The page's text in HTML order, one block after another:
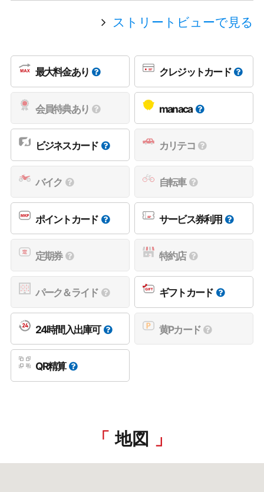
ストリートビューで見る
最大料金あり クレジットカード
会員特典あり manaca
ビジネスカード カリテコ
バイク 自転車
ポイントカード サービス券利用
定期券 特約店
パーク＆ライド ギフトカード
24時間入出庫可 黄Pカード
QR精算
地図